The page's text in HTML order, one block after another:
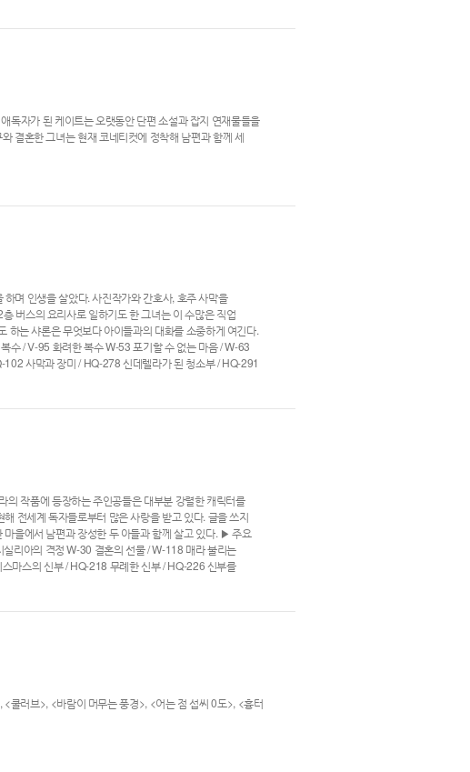
독자가 된 케이트는 오랫동안 단편 소설과 잡지 연재물들을
결혼한 그녀는 현재 코네티컷에 정착해 남편과 함께 세
며 인생을 살았다. 사진작가와 간호사, 호주 사막을
버스의 요리사로 일하기도 한 그녀는 이 수많은 직업
하는 샤론은 무엇보다 아이들과의 대화를 소중하게 여긴다.
/ V-95 화려한 복수 W-53 포기할 수 없는 마음 / W-63
사막과 장미 / HQ-278 신데렐라가 된 청소부 / HQ-291
작품에 등장하는 주인공들은 대부분 강렬한 캐릭터를
전세계 독자들로부터 많은 사랑을 받고 있다. 글을 쓰지
을에서 남편과 장성한 두 아들과 함께 살고 있다. ▶ 주요
리아의 격정 W-30 결혼의 선물 / W-118 매라 불리는
마스의 신부 / HQ-218 무례한 신부 / HQ-226 신부를
쿨러브>, <바람이 머무는 풍경>, <어는 점 섭씨 0도>, <흉터